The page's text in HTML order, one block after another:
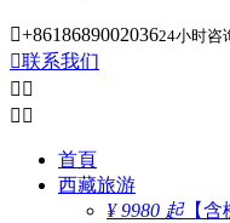
+861868900203624小时咨
联系我们
 
 
首頁
西藏旅游
¥ 9980 起【含